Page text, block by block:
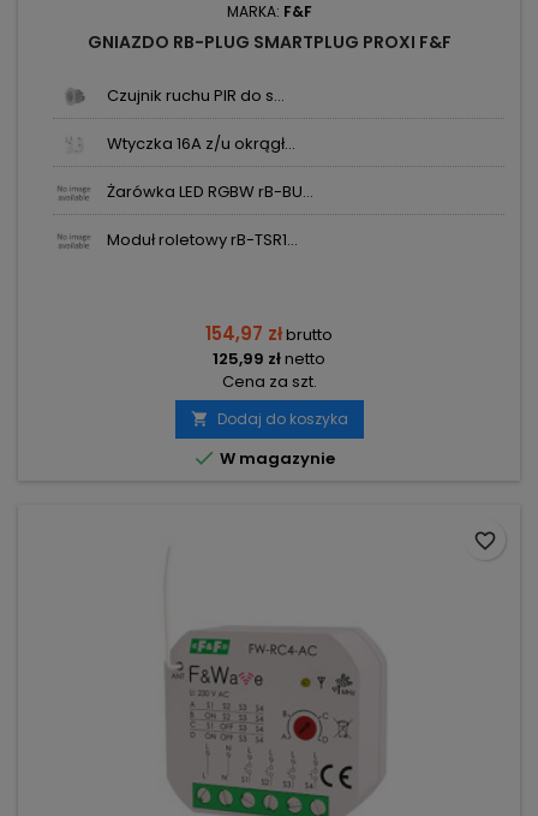
MARKA: F&F
GNIAZDO RB-PLUG SMARTPLUG PROXI F&F
Czujnik ruchu PIR do s...
Wtyczka 16A z/u okrągł...
Żarówka LED RGBW rB-BU...
Moduł roletowy rB-TSR1...
154,97 złbrutto
125,99 złnetto
Cena za szt.
 Dodaj do koszyka
 W magazynie
favorite_border